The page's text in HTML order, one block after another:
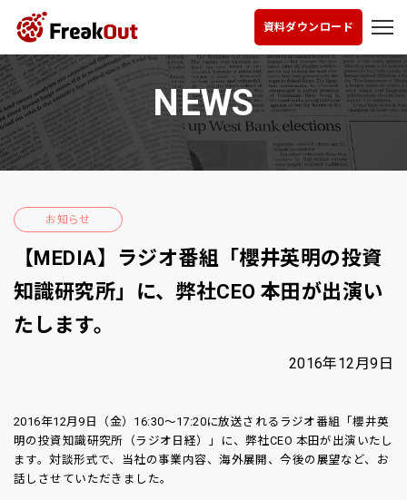
資料ダウンロード
NEWS
お知らせ
【MEDIA】ラジオ番組「櫻井英明の投資
知識研究所」に、弊社CEO 本田が出演い
たします。
2016年12月9日
2016年12月9日（金）16:30～17:20に放送されるラジオ番組「櫻井英
明の投資知識研究所（ラジオ日経）」に、弊社CEO 本田が出演いたし
ます。対談形式で、当社の事業内容、海外展開、今後の展望など、お
話しさせていただきました。